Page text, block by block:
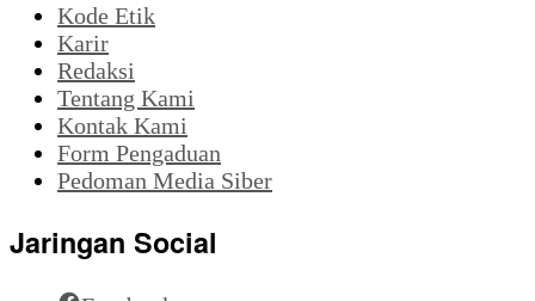
Kode Etik
Karir
Redaksi
Tentang Kami
Kontak Kami
Form Pengaduan
Pedoman Media Siber
Jaringan Social